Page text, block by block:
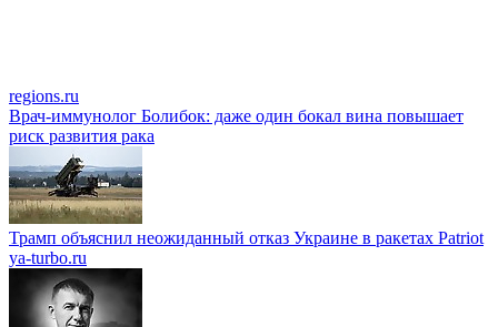
regions.ru
Врач-иммунолог Болибок: даже один бокал вина повышает
риск развития рака
Трамп объяснил неожиданный отказ Украине в ракетах Patriot
ya-turbo.ru